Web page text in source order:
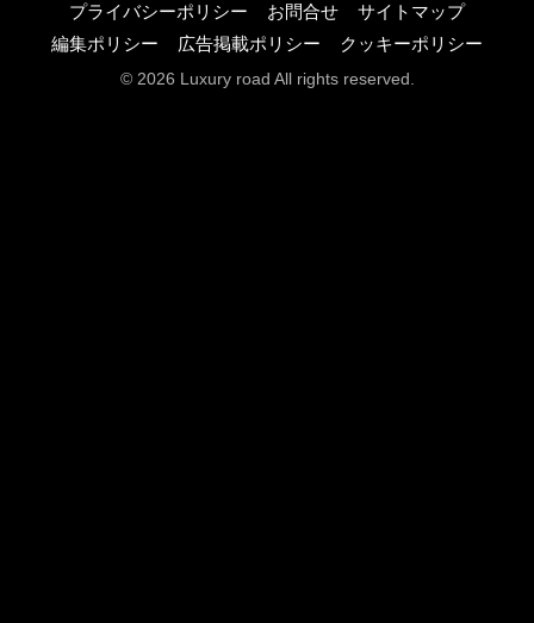
プライバシーポリシー お問合せ
サイトマップ
編集ポリシー
広告掲載ポリシー クッキーポリシー
© 2026 Luxury road All rights reserved.